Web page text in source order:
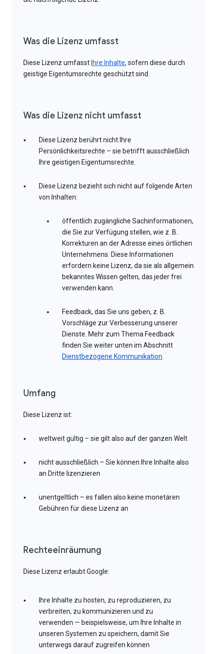
Was die Lizenz umfasst
Diese Lizenz umfasst Ihre Inhalte, sofern diese durch
geistige Eigentumsrechte geschützt sind.
Was die Lizenz nicht umfasst
Diese Lizenz berührt nicht Ihre
Persönlichkeitsrechte – sie betrifft ausschließlich
Ihre geistigen Eigentumsrechte.
Diese Lizenz bezieht sich nicht auf folgende Arten
von Inhalten:
öffentlich zugängliche Sachinformationen,
die Sie zur Verfügung stellen, wie z. B.
Korrekturen an der Adresse eines örtlichen
Unternehmens. Diese Informationen
erfordern keine Lizenz, da sie als allgemein
bekanntes Wissen gelten, das jeder frei
verwenden kann.
Feedback, das Sie uns geben, z. B.
Vorschläge zur Verbesserung unserer
Dienste. Mehr zum Thema Feedback
finden Sie weiter unten im Abschnitt
Dienstbezogene Kommunikation.
Umfang
Diese Lizenz ist:
weltweit gültig – sie gilt also auf der ganzen Welt
nicht ausschließlich – Sie können Ihre Inhalte also
an Dritte lizenzieren
unentgeltlich – es fallen also keine monetären
Gebühren für diese Lizenz an
Rechteeinräumung
Diese Lizenz erlaubt Google:
Ihre Inhalte zu hosten, zu reproduzieren, zu
verbreiten, zu kommunizieren und zu
verwenden — beispielsweise, um Ihre Inhalte in
unseren Systemen zu speichern, damit Sie
unterwegs darauf zugreifen können